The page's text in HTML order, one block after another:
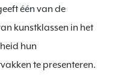
één van de
kunstklassen in het
hun
te presenteren.